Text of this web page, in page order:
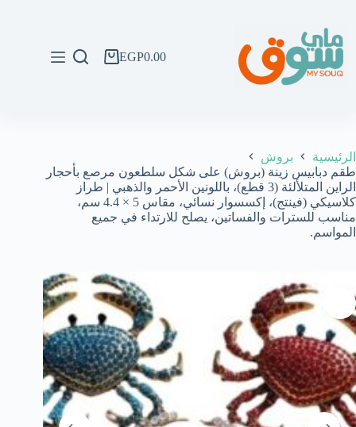
المحتوى
عربةEGP0.00
الرئيسية
بروش
طقم دبابيس زينة (بروش) على شكل سلطعون مرصع بأحجار
الراين المتلألئة (3 قطع)، باللونين الأحمر والذهبي | طراز
كلاسيكي (فينتج)، إكسسوار نسائي، مقاس 5 × 4.4 سم،
مناسب للسترات والفساتين، يصلح للارتداء في جميع
المواسم.